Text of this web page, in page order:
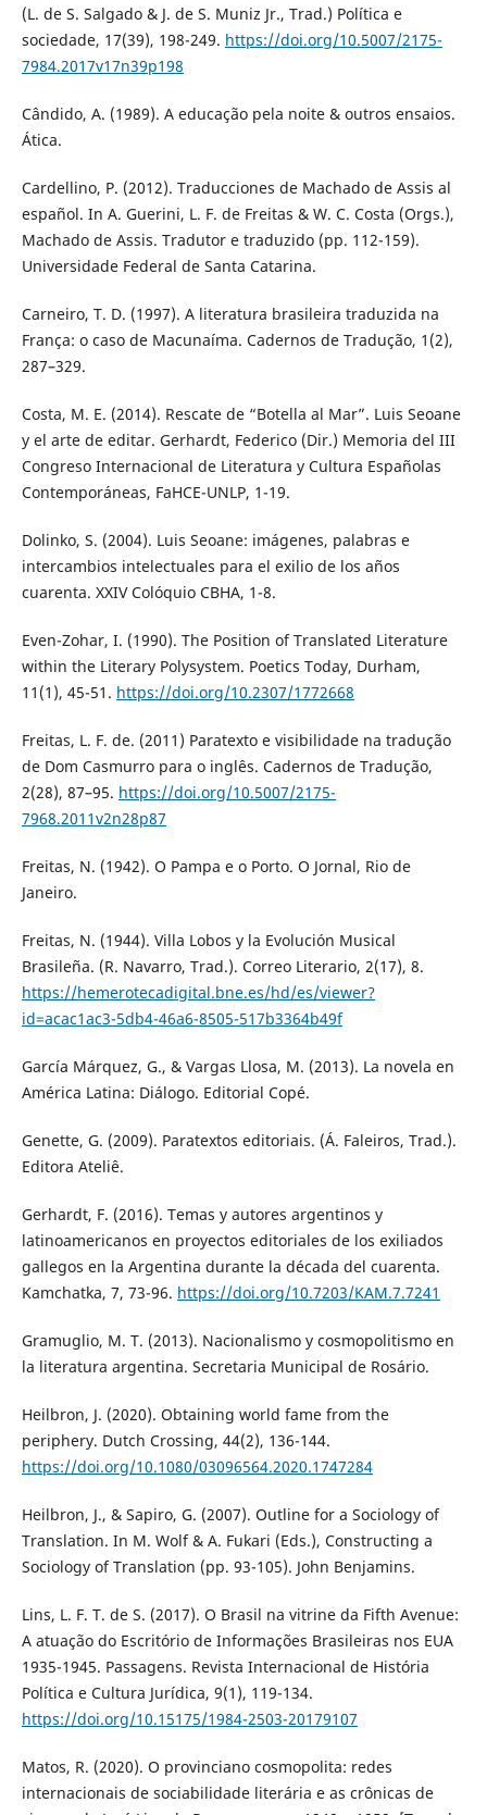
(L. de S. Salgado & J. de S. Muniz Jr., Trad.) Política e
sociedade, 17(39), 198-249. https://doi.org/10.5007/2175-
7984.2017v17n39p198
Cândido, A. (1989). A educação pela noite & outros ensaios.
Ática.
Cardellino, P. (2012). Traducciones de Machado de Assis al
español. In A. Guerini, L. F. de Freitas & W. C. Costa (Orgs.),
Machado de Assis. Tradutor e traduzido (pp. 112-159).
Universidade Federal de Santa Catarina.
Carneiro, T. D. (1997). A literatura brasileira traduzida na
França: o caso de Macunaíma. Cadernos de Tradução, 1(2),
287–329.
Costa, M. E. (2014). Rescate de “Botella al Mar”. Luis Seoane
y el arte de editar. Gerhardt, Federico (Dir.) Memoria del III
Congreso Internacional de Literatura y Cultura Españolas
Contemporáneas, FaHCE-UNLP, 1-19.
Dolinko, S. (2004). Luis Seoane: imágenes, palabras e
intercambios intelectuales para el exilio de los años
cuarenta. XXIV Colóquio CBHA, 1-8.
Even-Zohar, I. (1990). The Position of Translated Literature
within the Literary Polysystem. Poetics Today, Durham,
11(1), 45-51. https://doi.org/10.2307/1772668
Freitas, L. F. de. (2011) Paratexto e visibilidade na tradução
de Dom Casmurro para o inglês. Cadernos de Tradução,
2(28), 87–95. https://doi.org/10.5007/2175-
7968.2011v2n28p87
Freitas, N. (1942). O Pampa e o Porto. O Jornal, Rio de
Janeiro.
Freitas, N. (1944). Villa Lobos y la Evolución Musical
Brasileña. (R. Navarro, Trad.). Correo Literario, 2(17), 8.
https://hemerotecadigital.bne.es/hd/es/viewer?
id=acac1ac3-5db4-46a6-8505-517b3364b49f
García Márquez, G., & Vargas Llosa, M. (2013). La novela en
América Latina: Diálogo. Editorial Copé.
Genette, G. (2009). Paratextos editoriais. (Á. Faleiros, Trad.).
Editora Ateliê.
Gerhardt, F. (2016). Temas y autores argentinos y
latinoamericanos en proyectos editoriales de los exiliados
gallegos en la Argentina durante la década del cuarenta.
Kamchatka, 7, 73-96. https://doi.org/10.7203/KAM.7.7241
Gramuglio, M. T. (2013). Nacionalismo y cosmopolitismo en
la literatura argentina. Secretaria Municipal de Rosário.
Heilbron, J. (2020). Obtaining world fame from the
periphery. Dutch Crossing, 44(2), 136-144.
https://doi.org/10.1080/03096564.2020.1747284
Heilbron, J., & Sapiro, G. (2007). Outline for a Sociology of
Translation. In M. Wolf & A. Fukari (Eds.), Constructing a
Sociology of Translation (pp. 93-105). John Benjamins.
Lins, L. F. T. de S. (2017). O Brasil na vitrine da Fifth Avenue:
A atuação do Escritório de Informações Brasileiras nos EUA
1935-1945. Passagens. Revista Internacional de História
Política e Cultura Jurídica, 9(1), 119-134.
https://doi.org/10.15175/1984-2503-20179107
Matos, R. (2020). O provinciano cosmopolita: redes
internacionais de sociabilidade literária e as crônicas de